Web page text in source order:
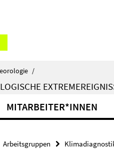
/
MITARBEITER*INNEN
Arbeitsgruppen